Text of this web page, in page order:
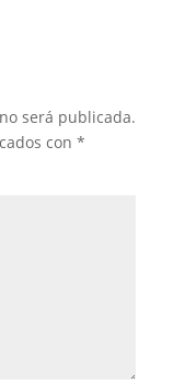
será publicada.
con *